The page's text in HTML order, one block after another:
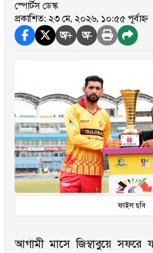
স্পোর্টস ডেস্ক
প্রকাশিত: ২৩ মে, ২০২৬, ১০:৫৫ পূর্বাহ্ন
অ+ অ-
ফাইল ছবি
আগামী মাসে জিম্বাবুয়ে সফরে